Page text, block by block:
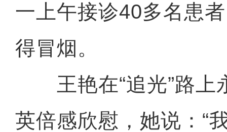
一上午接诊40多名患
得冒烟。
王艳在“追光”路上
英倍感欣慰，她说：“